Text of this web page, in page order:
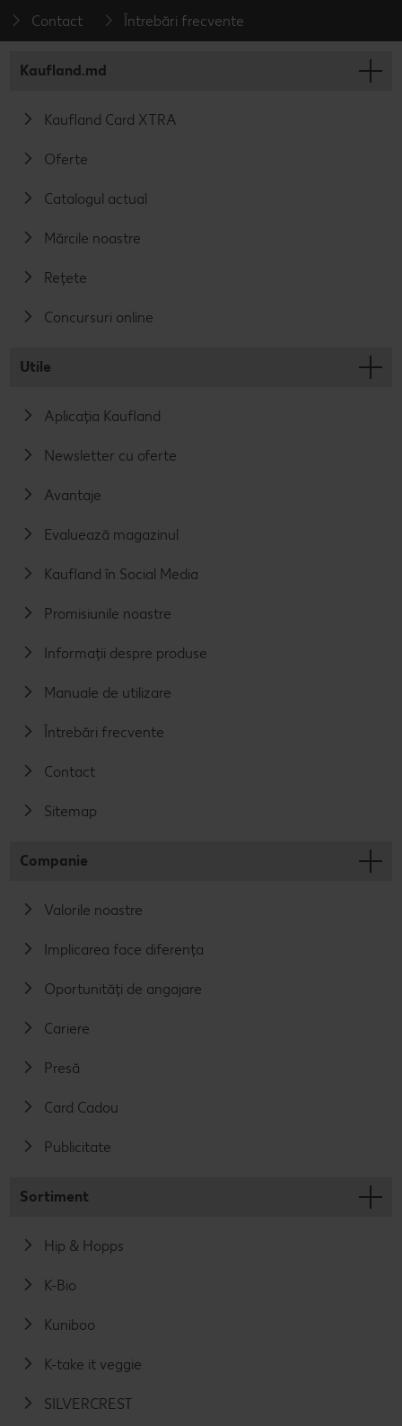
Contact Întrebări frecvente
Kaufland.md
Kaufland Card XTRA
Oferte
Catalogul actual
Mărcile noastre
Rețete
Concursuri online
Utile
Aplicația Kaufland
Newsletter cu oferte
Avantaje
Evaluează magazinul
Kaufland în Social Media
Promisiunile noastre
Informații despre produse
Manuale de utilizare
Întrebări frecvente
Contact
Sitemap
Companie
Valorile noastre
Implicarea face diferența
Oportunități de angajare
Cariere
Presă
Card Cadou
Publicitate
Sortiment
Hip & Hopps
K-Bio
Kuniboo
K-take it veggie
SILVERCREST